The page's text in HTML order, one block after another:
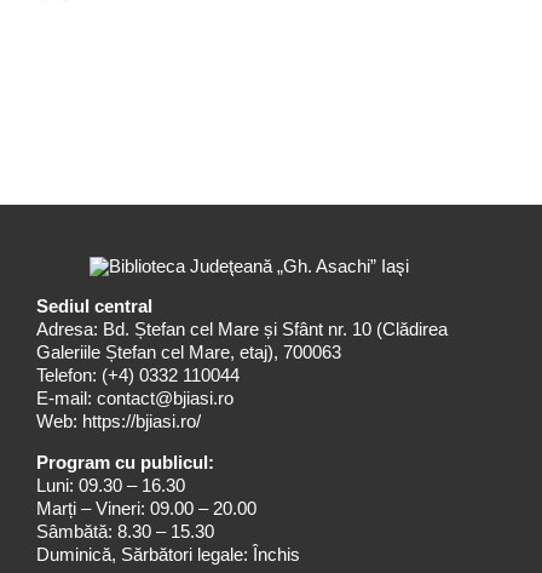
Sediul central
Adresa: Bd. Ștefan cel Mare și Sfânt nr. 10 (Clădirea
Galeriile Ștefan cel Mare, etaj), 700063
Telefon: (+4) 0332 110044
E-mail: contact@bjiasi.ro
Web: https://bjiasi.ro/
Program cu publicul:
Luni: 09.30 – 16.30
Marți – Vineri: 09.00 – 20.00
Sâmbătă: 8.30 – 15.30
Duminică, Sărbători legale: Închis